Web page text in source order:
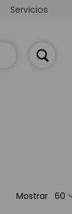
Servicios
Mostrar